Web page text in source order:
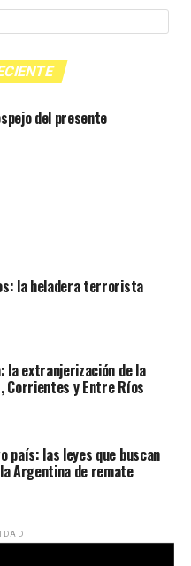
del presente
la heladera terrorista
la extranjerización de la
Corrientes y Entre Ríos
país: las leyes que buscan
Argentina de remate